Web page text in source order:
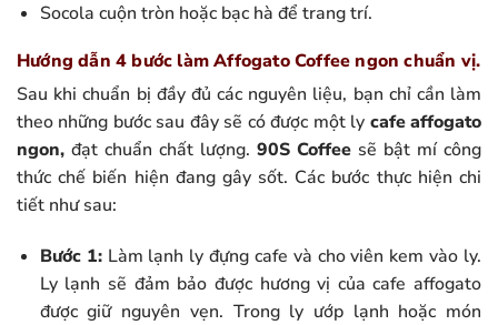
Socola cuộn tròn hoặc bạc hà để trang trí.
Hướng dẫn 4 bước làm Affogato Coffee ngon chuẩn vị.
Sau khi chuẩn bị đầy đủ các nguyên liệu, bạn chỉ cần làm
theo những bước sau đây sẽ có được một ly cafe affogato
ngon, đạt chuẩn chất lượng. 90S Coffee sẽ bật mí công
thức chế biến hiện đang gây sốt. Các bước thực hiện chi
tiết như sau:
Bước 1: Làm lạnh ly đựng cafe và cho viên kem vào ly.
Ly lạnh sẽ đảm bảo được hương vị của cafe affogato
được giữ nguyên vẹn. Trong ly ướp lạnh hoặc món